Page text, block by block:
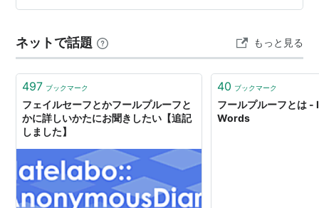
ってしまう。 本物は頭のよいひとの発想を超えた奇行に
に過失があることに気づけないのが”本物”なんじゃないだ
ろうかと。そういうひとがカスハラ…
ネットで話題 もっと見る
497 ブックマーク
フェイルセーフとかフールプルーフと
かに詳しいかたにお聞きしたい【追記
しました】
40 ブックマーク
フールプルーフとは -
Words